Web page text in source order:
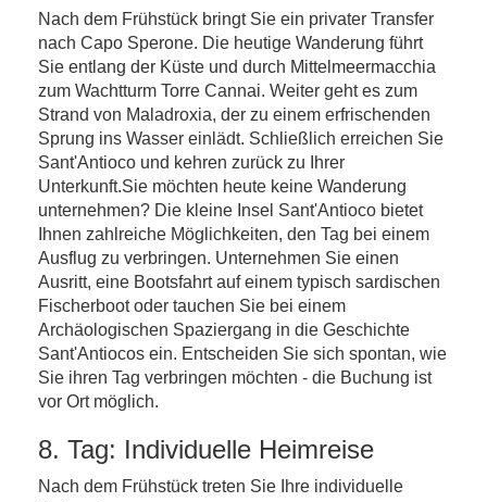
Nach dem Frühstück bringt Sie ein privater Transfer
nach Capo Sperone. Die heutige Wanderung führt
Sie entlang der Küste und durch Mittelmeermacchia
zum Wachtturm Torre Cannai. Weiter geht es zum
Strand von Maladroxia, der zu einem erfrischenden
Sprung ins Wasser einlädt. Schließlich erreichen Sie
Sant'Antioco und kehren zurück zu Ihrer
Unterkunft.Sie möchten heute keine Wanderung
unternehmen? Die kleine Insel Sant'Antioco bietet
Ihnen zahlreiche Möglichkeiten, den Tag bei einem
Ausflug zu verbringen. Unternehmen Sie einen
Ausritt, eine Bootsfahrt auf einem typisch sardischen
Fischerboot oder tauchen Sie bei einem
Archäologischen Spaziergang in die Geschichte
Sant'Antiocos ein. Entscheiden Sie sich spontan, wie
Sie ihren Tag verbringen möchten - die Buchung ist
vor Ort möglich.
8. Tag: Individuelle Heimreise
Nach dem Frühstück treten Sie Ihre individuelle